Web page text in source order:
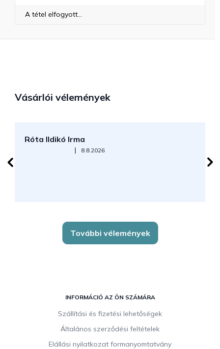
A tétel elfogyott…
Vásárlói vélemények
Róta Ildikó Irma
Az áruház értékelése 5-ből 5 csillag.
| 8.8.2026
További vélemények
INFORMÁCIÓ AZ ÖN SZÁMÁRA
Szállítási és fizetési lehetőségek
Általános szerződési feltételek
Elállási nyilatkozat formanyomtatvány